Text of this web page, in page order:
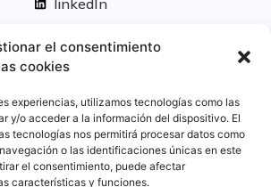
el consentimiento
cookies
experiencias, utilizamos tecnologías como las
y/o acceder a la información del dispositivo. El
tecnologías nos permitirá procesar datos como
o las identificaciones únicas en este
el consentimiento, puede afectar
características y funciones.
linkedIn
Políticas legales
Aviso Legal
Privacidad
Cookies
Innovación
y medio ambiente